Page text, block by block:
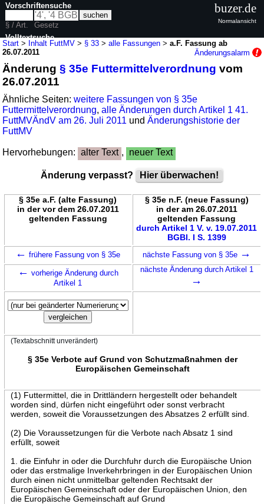
Start > Inhalt FuttMV > § 33 >alle Fassungen >a.F. Fassung ab
26.07.2011
Änderungsalarm
Änderung§ 35e Futtermittelverordnung vom
26.07.2011
Ähnliche Seiten:weitere Fassungen von § 35e
Futtermittelverordnung,alle Änderungen durch Artikel 1 41.
FuttMVÄndV am 26. Juli 2011 undÄnderungshistorie der
FuttMV
Hervorhebungen: alter Text , neuer Text
Änderung verpasst? Hier überwachen!
§ 35e a.F. (alte Fassung)
in der vor dem 26.07.2011
geltenden Fassung
§ 35e n.F. (neue Fassung)
in der am 26.07.2011
geltenden Fassung
durch Artikel 1 V. v. 19.07.2011
BGBl. I S. 1399
← frühere Fassung von § 35e nächste Fassung von § 35e →
← vorherige Änderung durch
Artikel 1
nächste Änderung durch Artikel 1
→
(Textabschnitt unverändert)
§ 35e Verbote auf Grund von Schutzmaßnahmen der
Europäischen Gemeinschaft
(1) Futtermittel, die in Drittländern hergestellt oder behandelt
worden sind, dürfen nicht eingeführt oder sonst verbracht
werden, soweit die Voraussetzungen des Absatzes 2 erfüllt sind.
(2) Die Voraussetzungen für die Verbote nach Absatz 1 sind
erfüllt, soweit
1. die Einfuhr in oder die Durchfuhr durch die Europäische Union
oder das erstmalige Inverkehrbringen in der Europäischen Union
durch einen nicht unmittelbar geltenden Rechtsakt der
Europäischen Gemeinschaft oder der Europäischen Union, den
die Europäische Gemeinschaft auf Grund
Vorschriftensuche
§ / Art.
Gesetz
Volltextsuche
buzer.de
Normalansicht